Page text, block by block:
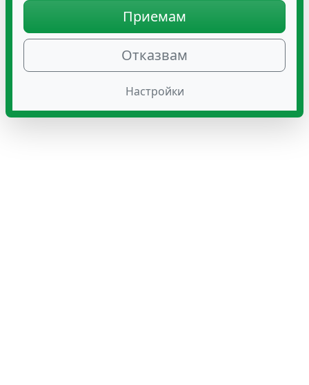
Приемам
Отказвам
Настройки